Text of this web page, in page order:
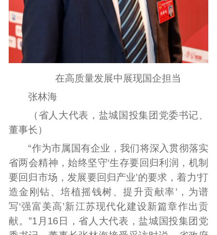
在高质量发展中展现国企担当
张林海
（省人大代表，盐城国投集团党委书记、
董事长）
“作为市属国有企业，我们将深入贯彻落实
省两会精神，始终坚守‘生存要回归利润，机制
要回归市场，发展要回归产业’的要求，着力‘打
造金刚钻、培植摇钱树、提升贡献率’，为谱
写‘强富美高’新江苏现代化建设新篇章作出贡
献。”1月16日，省人大代表，盐城国投集团党